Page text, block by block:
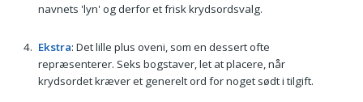
navnets 'lyn' og derfor et frisk krydsordsvalg.
Ekstra: Det lille plus oveni, som en dessert ofte
repræsenterer. Seks bogstaver, let at placere, når
krydsordet kræver et generelt ord for noget sødt i tilgift.